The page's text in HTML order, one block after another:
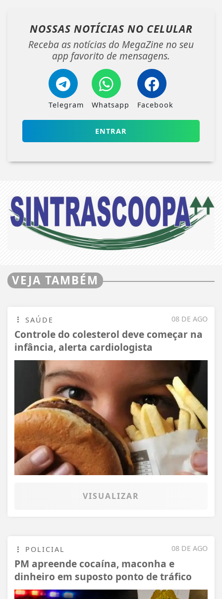
NOSSAS NOTÍCIAS NO CELULAR
Receba as notícias do MegaZine no seu
app favorito de mensagens.
Telegram Whatsapp Facebook
ENTRAR
VEJA TAMBÉM
08 DE AGO
SAÚDE
Controle do colesterol deve começar na
infância, alerta cardiologista
VISUALIZAR
08 DE AGO
POLICIAL
PM apreende cocaína, maconha e
dinheiro em suposto ponto de tráfico